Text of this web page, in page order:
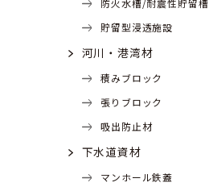
貯留型浸透施設
河川・港湾材
積みブロック
張りブロック
吸出防止材
下水道資材
マンホール鉄蓋